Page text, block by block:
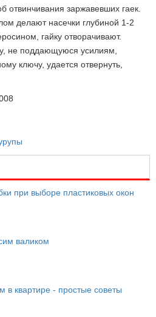
отвинчивания заржавевших гаек.
делают насечки глубиной 1-2
гайку отворачивают.
не поддающуюся усилиям,
ключу, удается отвернуть,
при выборе пластиковых окон
валиком
квартире - простые советы